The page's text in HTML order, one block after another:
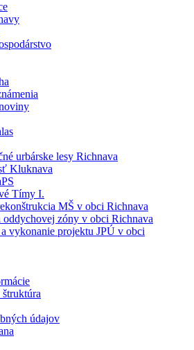
urbárske lesy Richnava
Kluknava
Tímy I.
MŠ v obci Richnava
oddychovej zóny v obci Richnava
vykonanie projektu JPÚ v obci
údajov